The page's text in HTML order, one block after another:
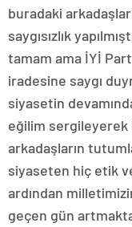
buradaki
saygısızlık
tamam ama İYİ
iradesine saygı
siyasetin
eğilim sergileyerek
arkadaşların
siyaseten hiç etik
ardından
geçen gün